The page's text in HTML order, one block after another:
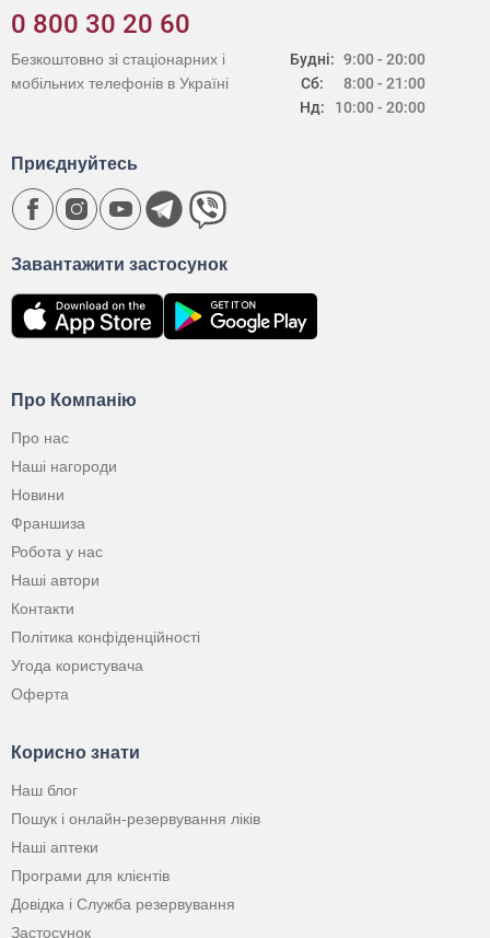
0 800 30 20 60
Будні:
Сб:
Нд:
9:00 - 20:00
8:00 - 21:00
10:00 - 20:00
Безкоштовно зі стаціонарних і
мобільних телефонів в Україні
Про Компанію
Про нас
Наші нагороди
Новини
Франшиза
Робота у нас
Наші автори
Контакти
Політика конфіденційності
Угода користувача
Оферта
Корисно знати
Наш блог
Пошук і онлайн-резервування ліків
Наші аптеки
Програми для клієнтів
Довідка і Служба резервування
Застосунок
Завантажити застосунок
Приєднуйтесь